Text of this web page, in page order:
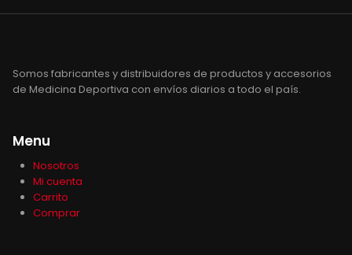
Somos fabricantes y distribuidores de productos y accesorios
de Medicina Deportiva con envíos diarios a todo el país.
Menu
Nosotros
Mi cuenta
Carrito
Comprar